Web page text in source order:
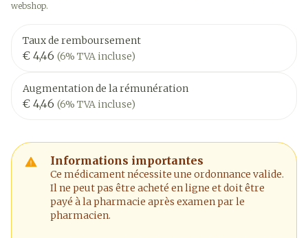
webshop.
Taux de remboursement
€ 4,46 (6% TVA incluse)
Augmentation de la rémunération
€ 4,46 (6% TVA incluse)
Informations importantes
Ce médicament nécessite une ordonnance valide.
Il ne peut pas être acheté en ligne et doit être
payé à la pharmacie après examen par le
pharmacien.